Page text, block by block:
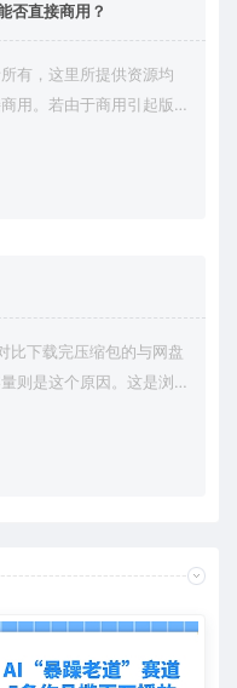
否直接商用？
有，这里所提供资源均
用。若由于商用引起版
比下载完压缩包的与网盘
则是这个原因。这是浏